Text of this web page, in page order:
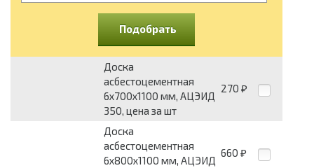
Подобрать
Доска
асбестоцементная
6x700x1100 мм, АЦЭИД
350, цена за шт
270 ₽
Доска
асбестоцементная
6x800x1100 мм, АЦЭИД
660 ₽